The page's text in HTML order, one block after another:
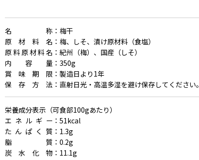
名称 ：梅干
原材料名 ：梅、しそ、漬け原材料（食塩）
原料原材料名 ：紀州（梅）、国産（しそ）
内容量 ：350g
賞味期限 ：製造日より1年
保存方法 ：直射日光・高温多湿を避け保存してください。
栄養成分表示（可食部100gあたり）
エネルギー ：51kcal
たんぱく質 ：1.3g
脂質 ：0.2g
炭水化物 ：11.1g